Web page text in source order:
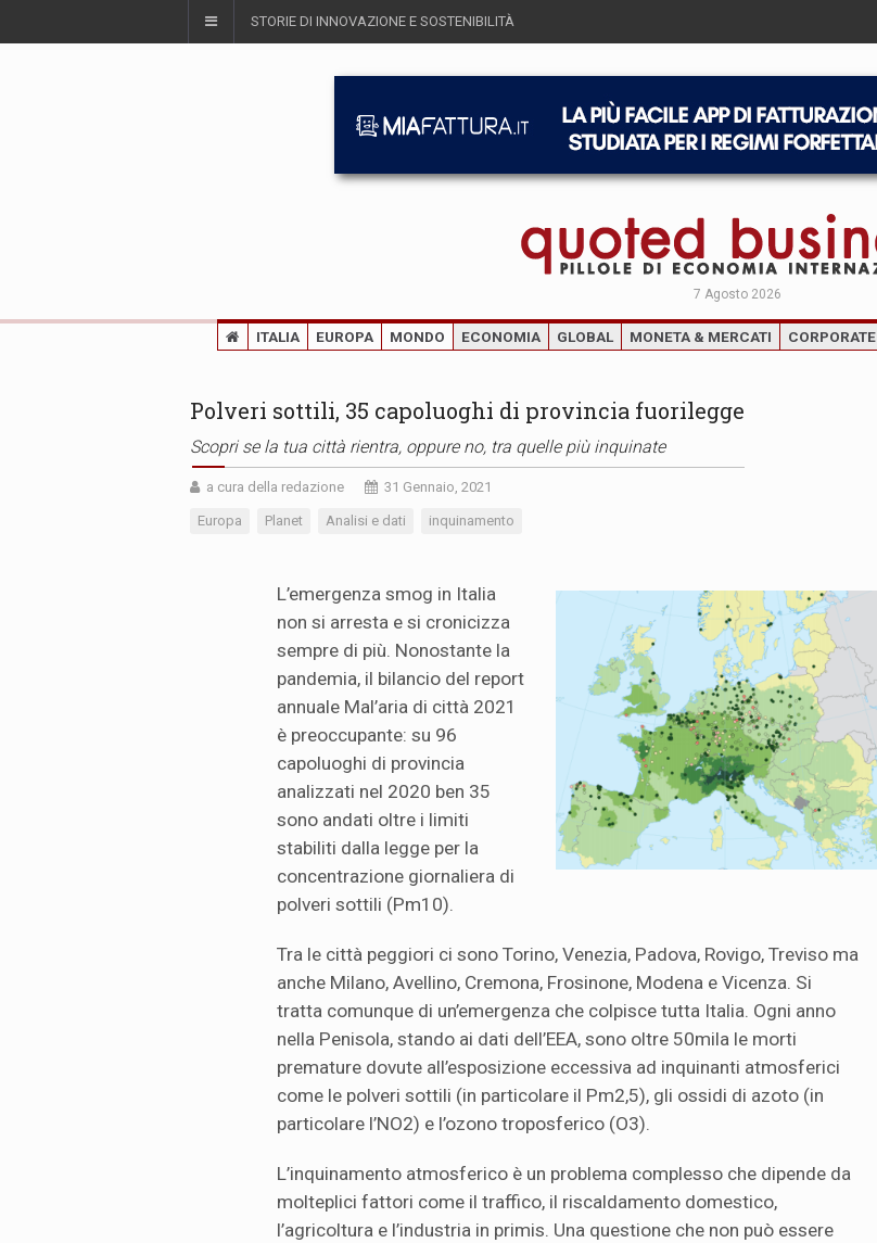
STORIE DI INNOVAZIONE E SOSTENIBILITÀ
7 Agosto 2026
ITALIA EUROPA MONDO ECONOMIA GLOBAL MONETA & MERCATI CORPORATE
Polveri sottili, 35 capoluoghi di provincia fuorilegge
Scopri se la tua città rientra, oppure no, tra quelle più inquinate
a cura della redazione 31 Gennaio, 2021
Europa Planet Analisi e dati inquinamento
L’emergenza smog in Italia
non si arresta e si cronicizza
sempre di più. Nonostante la
pandemia, il bilancio del report
annuale Mal’aria di città 2021
è preoccupante: su 96
capoluoghi di provincia
analizzati nel 2020 ben 35
sono andati oltre i limiti
stabiliti dalla legge per la
concentrazione giornaliera di
polveri sottili (Pm10).
Tra le città peggiori ci sono Torino, Venezia, Padova, Rovigo, Treviso ma
anche Milano, Avellino, Cremona, Frosinone, Modena e Vicenza. Si
tratta comunque di un’emergenza che colpisce tutta Italia. Ogni anno
nella Penisola, stando ai dati dell’EEA, sono oltre 50mila le morti
premature dovute all’esposizione eccessiva ad inquinanti atmosferici
come le polveri sottili (in particolare il Pm2,5), gli ossidi di azoto (in
particolare l’NO2) e l’ozono troposferico (O3).
L’inquinamento atmosferico è un problema complesso che dipende da
molteplici fattori come il traffico, il riscaldamento domestico,
l’agricoltura e l’industria in primis. Una questione che non può essere